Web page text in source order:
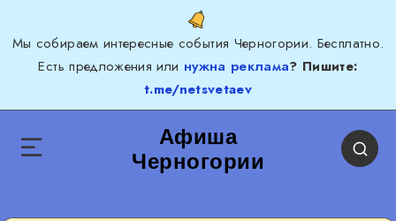
Мы собираем интересные события Черногории. Бесплатно.
Есть предложения или нужна реклама? Пишите:
t.me/netsvetaev
Афиша
Черногории